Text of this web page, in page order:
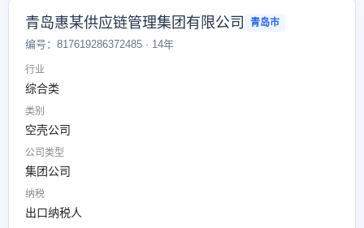
青岛惠某供应链管理集团有限公司 青岛市
编号：817619286372485 · 14年
行业
综合类
类别
空壳公司
公司类型
集团公司
纳税
出口纳税人